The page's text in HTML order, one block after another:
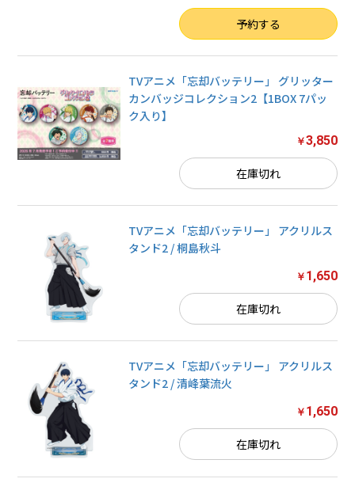
予約する
TVアニメ「忘却バッテリー」 グリッター
カンバッジコレクション2【1BOX 7パッ
ク入り】
￥3,850
在庫切れ
TVアニメ「忘却バッテリー」 アクリルス
タンド2 / 桐島秋斗
￥ 1,650
在庫切れ
TVアニメ「忘却バッテリー」 アクリルス
タンド2 / 清峰葉流火
￥ 1,650
在庫切れ